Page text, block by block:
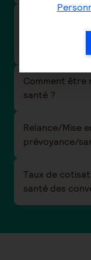
Taux de
convention
Comment être
santé ?
Relance/Mise
prévoyance/
Taux de
santé des